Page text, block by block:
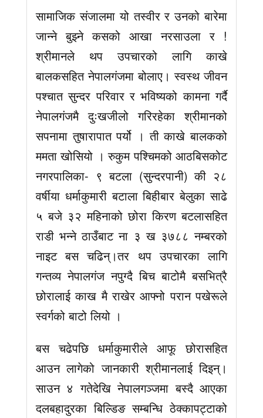
सामाजिक संजालमा यो तस्वीर र उनको बारेमा
जान्ने बुझ्ने कसको आखा नरसाउला र !
श्रीमानले थप उपचारको लागि काखे
बालकसहित नेपालगंजमा बोलाए। स्वस्थ जीवन
पश्चात सुन्दर परिवार र भविष्यको कामना गर्दै
नेपालगंजमै दुःखजीलो गरिरहेका श्रीमानको
सपनामा तुषारापात पर्यो । ती काखे बालकको
ममता खोसियो । रुकुम पश्चिमको आठबिसकोट
नगरपालिका- ९ बटला (सुन्दरपानी) की २८
वर्षीया धर्माकुमारी बटाला बिहीबार बेलुका साढे
५ बजे ३२ महिनाको छोरा किरण बटलासहित
राडी भन्ने ठाउँबाट ना ३ ख ३७८८ नम्बरको
नाइट बस चढिन्।तर थप उपचारका लागि
गन्तव्य नेपालगंज नपुग्दै बिच बाटोमै बसभित्रै
छोरालाई काख मै राखेर आफ्नो परान पखेरूले
स्वर्गको बाटो लियो ।
बस चढेपछि धर्माकुमारीले आफू छोरासहित
आउन लागेको जानकारी श्रीमानलाई दिइन्।
साउन ४ गतेदेखि नेपालगञ्जमा बस्दै आएका
दलबहादुरका बिल्डिङ सम्बन्धि ठेक्कापट्टाको